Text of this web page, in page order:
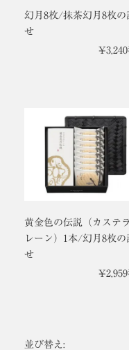
幻月8枚/抹茶幻月8枚の
せ
¥3,240
黄金色の伝説（カステ
レーン）1本/幻月8枚の
せ
¥2,959
並び替え